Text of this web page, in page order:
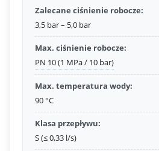
Zalecane ciśnienie robocze:
3,5 bar – 5,0 bar
Max. ciśnienie robocze:
PN 10 (1 MPa / 10 bar)
Max. temperatura wody:
90 °C
Klasa przepływu:
S (≤ 0,33 l/s)